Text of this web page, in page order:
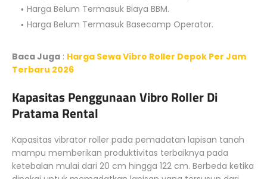
Harga Belum Termasuk Biaya BBM.
Harga Belum Termasuk Basecamp Operator.
Baca Juga : Harga Sewa Vibro Roller Depok Per Jam
Terbaru 2026
Kapasitas Penggunaan Vibro Roller Di
Pratama Rental
Kapasitas vibrator roller pada pemadatan lapisan tanah
mampu memberikan produktivitas terbaiknya pada
ketebalan mulai dari 20 cm hingga 122 cm. Berbeda ketika